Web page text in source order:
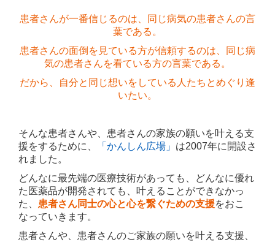
患者さんが一番信じるのは、同じ病気の患者さんの言
葉である。
患者さんの面倒を見ている方が信頼するのは、同じ病
気の患者さんを看ている方の言葉である。
だから、自分と同じ想いをしている人たちとめぐり逢
いたい。
そんな患者さんや、患者さんの家族の願いを叶える支
援をするために、
「かんしん広場」 は2007年に開設さ
れました。
どんなに最先端の医療技術があっても、どんなに優れ
た医薬品が開発されても、叶えることができなかっ
た、 患者さん同士の心と心を繋ぐための支援をおこ
なっていきます。
患者さんや、患者さんのご家族の願いを叶える支援、